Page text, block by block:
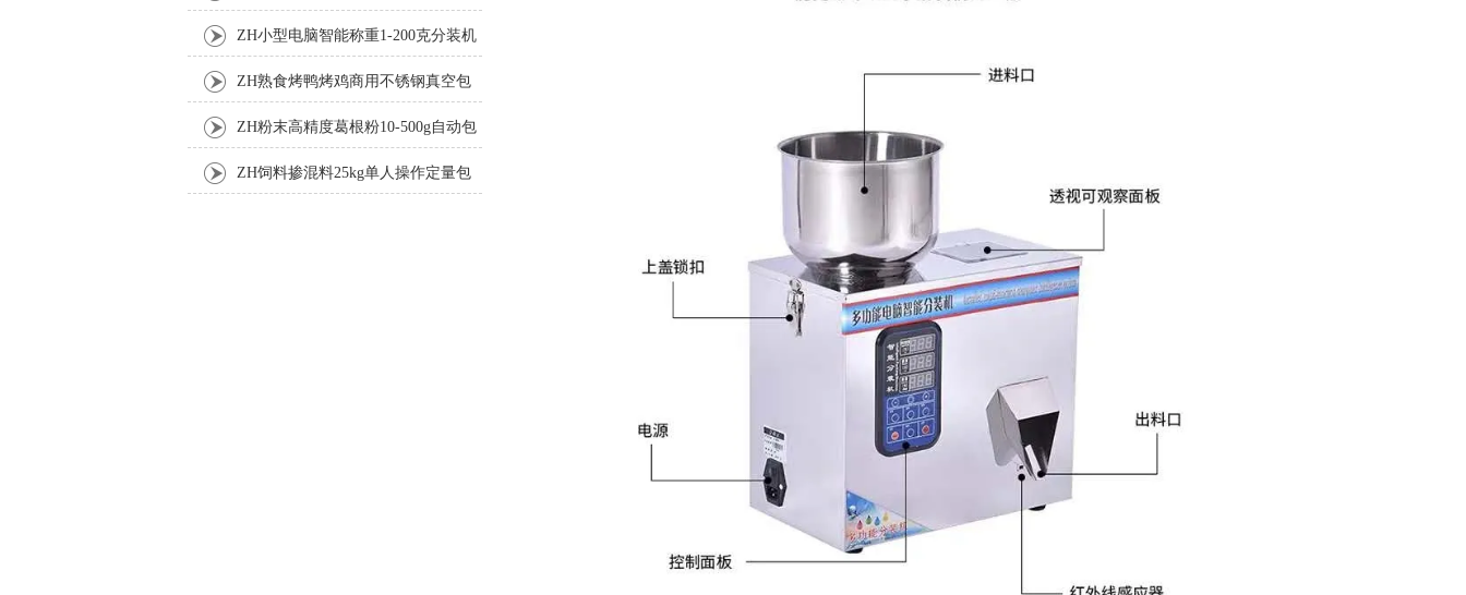
机厂家 ZH小型电脑智能称重1-200克分装机
ZH熟食烤鸭烤鸡商用不锈钢真空包
装机 ZH粉末高精度葛根粉10-500g自动包
装机 ZH饲料掺混料25kg单人操作定量包